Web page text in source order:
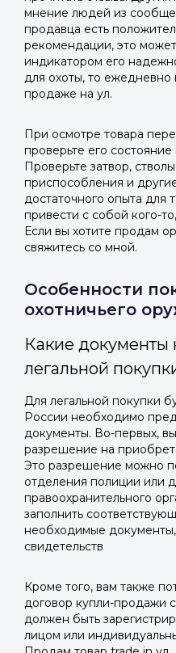
мнение людей из
продавца есть
рекомендации, это
индикатором его
для охоты, то
продаже на ул.
При осмотре товара
проверьте его
Проверьте затвор,
приспособления и
достаточного опыта для
привести с собой кого-
Если вы хотите продам
свяжитесь со мной.
Особенности
охотничьего
Какие
легальной
Для легальной покупки
России необходимо
документы. Во-первых,
разрешение на
Это разрешение можно
отделения полиции или
правоохранительного
заполнить
необходимые документы,
свидетельств
Кроме того, вам также
договор купли-продажи
должен быть
лицом или